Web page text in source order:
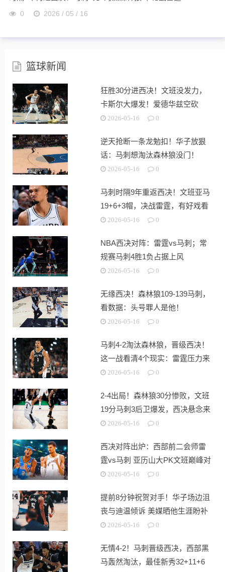
0 2026 / 05 / 16
篮球新闻
狂胜30分进西决！文班没发力，
卡斯尔大爆发！爱德华兹空砍
24+2+3
2026-05-16 0
逆天抢断一条龙勉扣！华子放狠
话：马刺想淘汰森林狼没门！
2026-05-16 0
马刺时隔9年重返西决！文班亚马
19+6+3帽，决战雷霆，有好戏看
了2026-05-16 0
NBA西决对阵：雷霆vs马刺；常
规赛马刺4胜1负占据上风
2026-05-16 0
无缘西决！森林狼109-139马刺，
看数据：头号罪人是他！
2026-05-16 0
马刺4-2淘汰森林狼，晋级西决！
这一战看清4个现实：雷霆压力来
了2026-05-16 0
2-4出局！森林狼30分惨败，文班
19分马刺3后卫爆发，西决悬念来
了2026-05-16 0
西决对阵出炉：西部前二会师雷
霆vs马刺 亚历山大PK文班巅峰对
决2026-05-16 0
提前8分钟祝贺对手！华子场边沮
丧与迪温倾诉 美媒晒他生涯盼补
强2026-05-16 0
无情4-2！马刺晋级西决，西部黑
马轰然淘汰，最佳新秀32+11+6